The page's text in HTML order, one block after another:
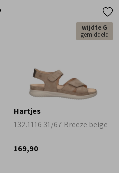
wijdte G
gemiddeld
Hartjes
132.1116 31/67 Breeze beige
169,90